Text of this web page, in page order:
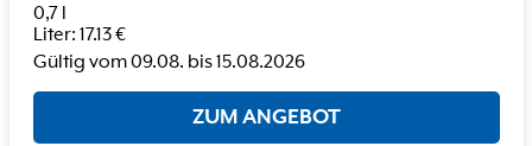
0,7 l
Liter: 17.13€
Gültig vom09.08. bis15.08.2026
ZUM ANGEBOT